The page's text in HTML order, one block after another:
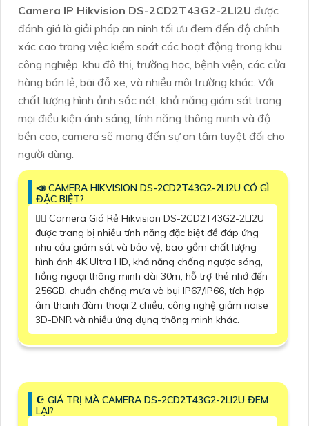
Camera IP Hikvision DS-2CD2T43G2-2LI2U được
đánh giá là giải pháp an ninh tối ưu đem đến độ chính
xác cao trong việc kiểm soát các hoạt động trong khu
công nghiệp, khu đô thị, trường học, bệnh viện, các cửa
hàng bán lẻ, bãi đỗ xe, và nhiều môi trường khác. Với
chất lượng hình ảnh sắc nét, khả năng giám sát trong
mọi điều kiện ánh sáng, tính năng thông minh và độ
bền cao, camera sẽ mang đến sự an tâm tuyệt đối cho
người dùng.
📣 CAMERA HIKVISION DS-2CD2T43G2-2LI2U CÓ GÌ
ĐẶC BIỆT?
🙆‍♀️ Camera Giá Rẻ Hikvision DS-2CD2T43G2-2LI2U
được trang bị nhiều tính năng đặc biệt để đáp ứng
nhu cầu giám sát và bảo vệ, bao gồm chất lượng
hình ảnh 4K Ultra HD, khả năng chống ngược sáng,
hồng ngoại thông minh dài 30m, hỗ trợ thẻ nhớ đến
256GB, chuẩn chống mưa và bụi IP67/IP66, tích hợp
âm thanh đàm thoại 2 chiều, công nghệ giảm noise
3D-DNR và nhiều ứng dụng thông minh khác.
☪ GIÁ TRỊ MÀ CAMERA DS-2CD2T43G2-2LI2U ĐEM
LẠI?